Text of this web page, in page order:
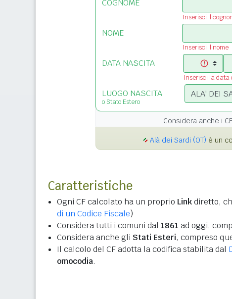
COGNOME
Inserisci il
NOME
Inserisci il nome
DATA NASCITA
Inserisci la data
LUOGO NASCITA
o Stato Estero
Considera anche i
Alà dei Sardi (OT) è un
Caratteristiche
Ogni CF calcolato ha un proprio Linkdiretto,
di un Codice Fiscale)
Considera tutti i comuni dal 1861 ad oggi,
Considera anche gli Stati Esteri, compreso
Il calcolo del CF adotta la codifica stabilita dal
omocodia.